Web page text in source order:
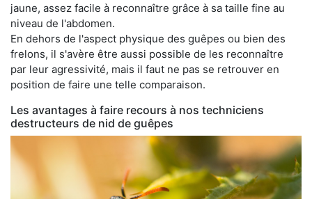
jaune, assez facile à reconnaître grâce à sa taille fine au
niveau de l'abdomen.
En dehors de l'aspect physique des guêpes ou bien des
frelons, il s'avère être aussi possible de les reconnaître
par leur agressivité, mais il faut ne pas se retrouver en
position de faire une telle comparaison.
Les avantages à faire recours à nos techniciens
destructeurs de nid de guêpes